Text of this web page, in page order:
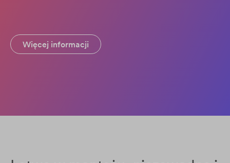
Więcej informacji